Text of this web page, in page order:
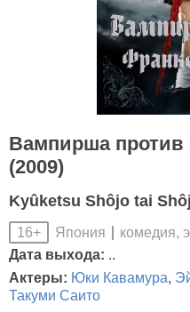
Вампирша
(2009)
Kyûketsu Shôjo tai
16+ Япония комедия,
Дата выхода: ..
Актеры: Юки Кавамура,
Такуми Саито